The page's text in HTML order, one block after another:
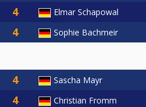
Elmar Schapowal
Sophie Bachmeir
Sascha Mayr
Christian Fromm